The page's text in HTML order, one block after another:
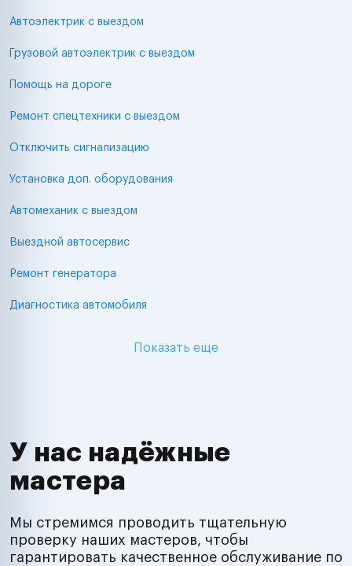
Автоэлектрик с выездом
Грузовой автоэлектрик с выездом
Помощь на дороге
Ремонт спецтехники с выездом
Отключить сигнализацию
Установка доп. оборудования
Автомеханик с выездом
Выездной автосервис
Ремонт генератора
Диагностика автомобиля
Показать еще
У нас надёжные
мастера
Мы стремимся проводить тщательную
проверку наших мастеров, чтобы
гарантировать качественное обслуживание по